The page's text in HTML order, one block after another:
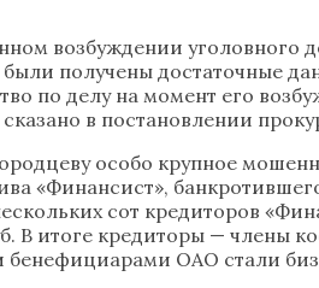
возбуждении уголовного
получены достаточные
по делу на момент его
в постановлении
особо крупное
«Финансист»,
сот кредиторов
В итоге кредиторы — члены
ОАО стали